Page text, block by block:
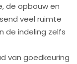
de opbouw en
veel ruimte
de indeling zelfs
van goedkeuring